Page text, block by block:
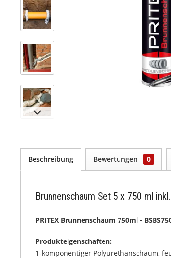
Beschreibung Bewertungen 0
Brunnenschaum Set 5 x 750 ml
PRITEX Brunnenschaum 750ml -
Produkteigenschaften:
1-komponentiger Polyurethanschaum,